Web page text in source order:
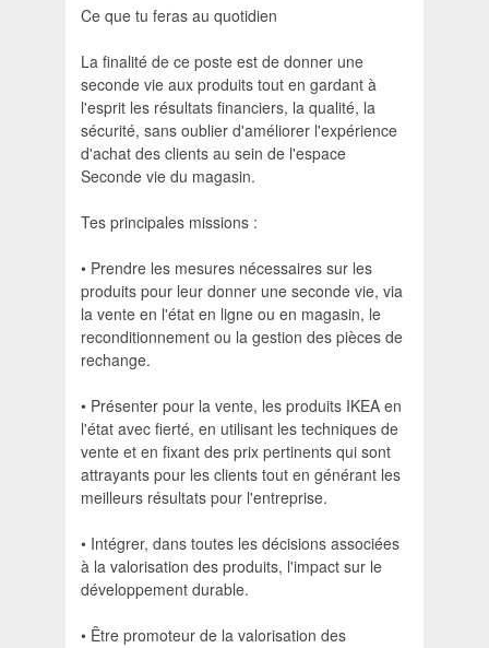
Ce que tu feras au quotidien
La finalité de ce poste est de donner une
seconde vie aux produits tout en gardant à
l'esprit les résultats financiers, la qualité, la
sécurité, sans oublier d'améliorer l'expérience
d'achat des clients au sein de l'espace
Seconde vie du magasin.
Tes principales missions :
• Prendre les mesures nécessaires sur les
produits pour leur donner une seconde vie, via
la vente en l'état en ligne ou en magasin, le
reconditionnement ou la gestion des pièces de
rechange.
• Présenter pour la vente, les produits IKEA en
l'état avec fierté, en utilisant les techniques de
vente et en fixant des prix pertinents qui sont
attrayants pour les clients tout en générant les
meilleurs résultats pour l'entreprise.
• Intégrer, dans toutes les décisions associées
à la valorisation des produits, l'impact sur le
développement durable.
• Être promoteur de la valorisation des